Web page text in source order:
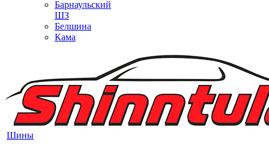
Барнаульский
ШЗ
Белшина
Кама
Шины